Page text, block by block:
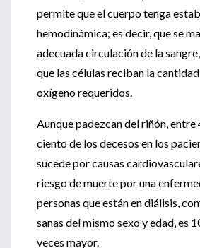
permite que el cuerpo tenga
hemodinámica; es decir, que se
adecuada circulación de la
que las células reciban la
oxígeno requeridos.
Aunque padezcan del riñón, entre
ciento de los decesos en los
sucede por causas
riesgo de muerte por una
personas que están en diálisis,
sanas del mismo sexo y edad, es
veces mayor.